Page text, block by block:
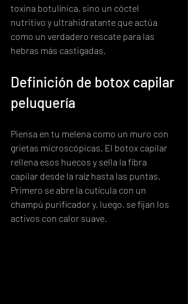
toxina botulínica, sino un cóctel
nutritivo y ultrahidratante que actúa
como un verdadero rescate para las
hebras más castigadas.
Definición de botox capilar
peluquería
Piensa en tu melena como un muro con
grietas microscópicas. El botox capilar
rellena esos huecos y sella la fibra
capilar desde la raíz hasta las puntas.
Primero se abre la cutícula con un
champú purificador y, luego, se fijan los
activos con calor suave.